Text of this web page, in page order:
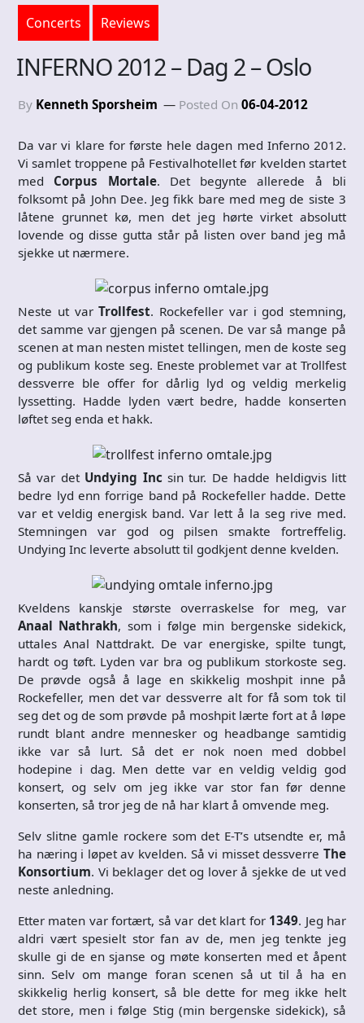
Concerts Reviews
INFERNO 2012 – Dag 2 – Oslo
By Kenneth Sporsheim Posted On 06-04-2012
Da var vi klare for første hele dagen med Inferno 2012.
Vi samlet troppene på Festivalhotellet før kvelden startet
med Corpus Mortale. Det begynte allerede å bli
folksomt på John Dee. Jeg fikk bare med meg de siste 3
låtene grunnet kø, men det jeg hørte virket absolutt
lovende og disse gutta står på listen over band jeg må
sjekke ut nærmere.
Neste ut varTrollfest. Rockefeller var i god stemning,
det samme var gjengen på scenen. De var så mange på
scenen at man nesten mistet tellingen, men de koste seg
og publikum koste seg. Eneste problemet var at Trollfest
dessverre ble offer for dårlig lyd og veldig merkelig
lyssetting. Hadde lyden vært bedre, hadde konserten
løftet seg enda et hakk.
Så var det Undying Incsin tur. De hadde heldigvis litt
bedre lyd enn forrige band på Rockefeller hadde. Dette
var et veldig energisk band. Var lett å la seg rive med.
Stemningen var god og pilsen smakte fortreffelig.
Undying Inc leverte absolutt til godkjent denne kvelden.
Kveldens kanskje største overraskelse for meg, var
Anaal Nathrakh, som i følge min bergenske sidekick,
uttales Anal Nattdrakt. De var energiske, spilte tungt,
hardt og tøft. Lyden var bra og publikum storkoste seg.
De prøvde også å lage en skikkelig moshpit inne på
Rockefeller, men det var dessverre alt for få som tok til
seg det og de som prøvde på moshpit lærte fort at å løpe
rundt blant andre mennesker og headbange samtidig
ikke var så lurt. Så det er nok noen med dobbel
hodepine i dag. Men dette var en veldig veldig god
konsert, og selv om jeg ikke var stor fan før denne
konserten, så tror jeg de nå har klart å omvende meg.
Selv slitne gamle rockere som det E-T’s utsendte er, må
ha næring i løpet av kvelden. Så vi misset dessverre The
Konsortium. Vi beklager det og lover å sjekke de ut ved
neste anledning.
Etter maten var fortært, så var det klart for 1349. Jeg har
aldri vært spesielt stor fan av de, men jeg tenkte jeg
skulle gi de en sjanse og møte konserten med et åpent
sinn. Selv om mange foran scenen så ut til å ha en
skikkelig herlig konsert, så ble dette for meg ikke helt
det store, men i følge Stig (min bergenske sidekick), så